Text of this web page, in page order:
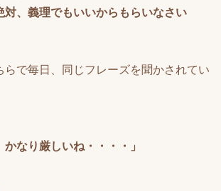
対、義理でもいいからもらいなさい
らで毎日、同じフレーズを聞かされてい
なり厳しいね・・・・」